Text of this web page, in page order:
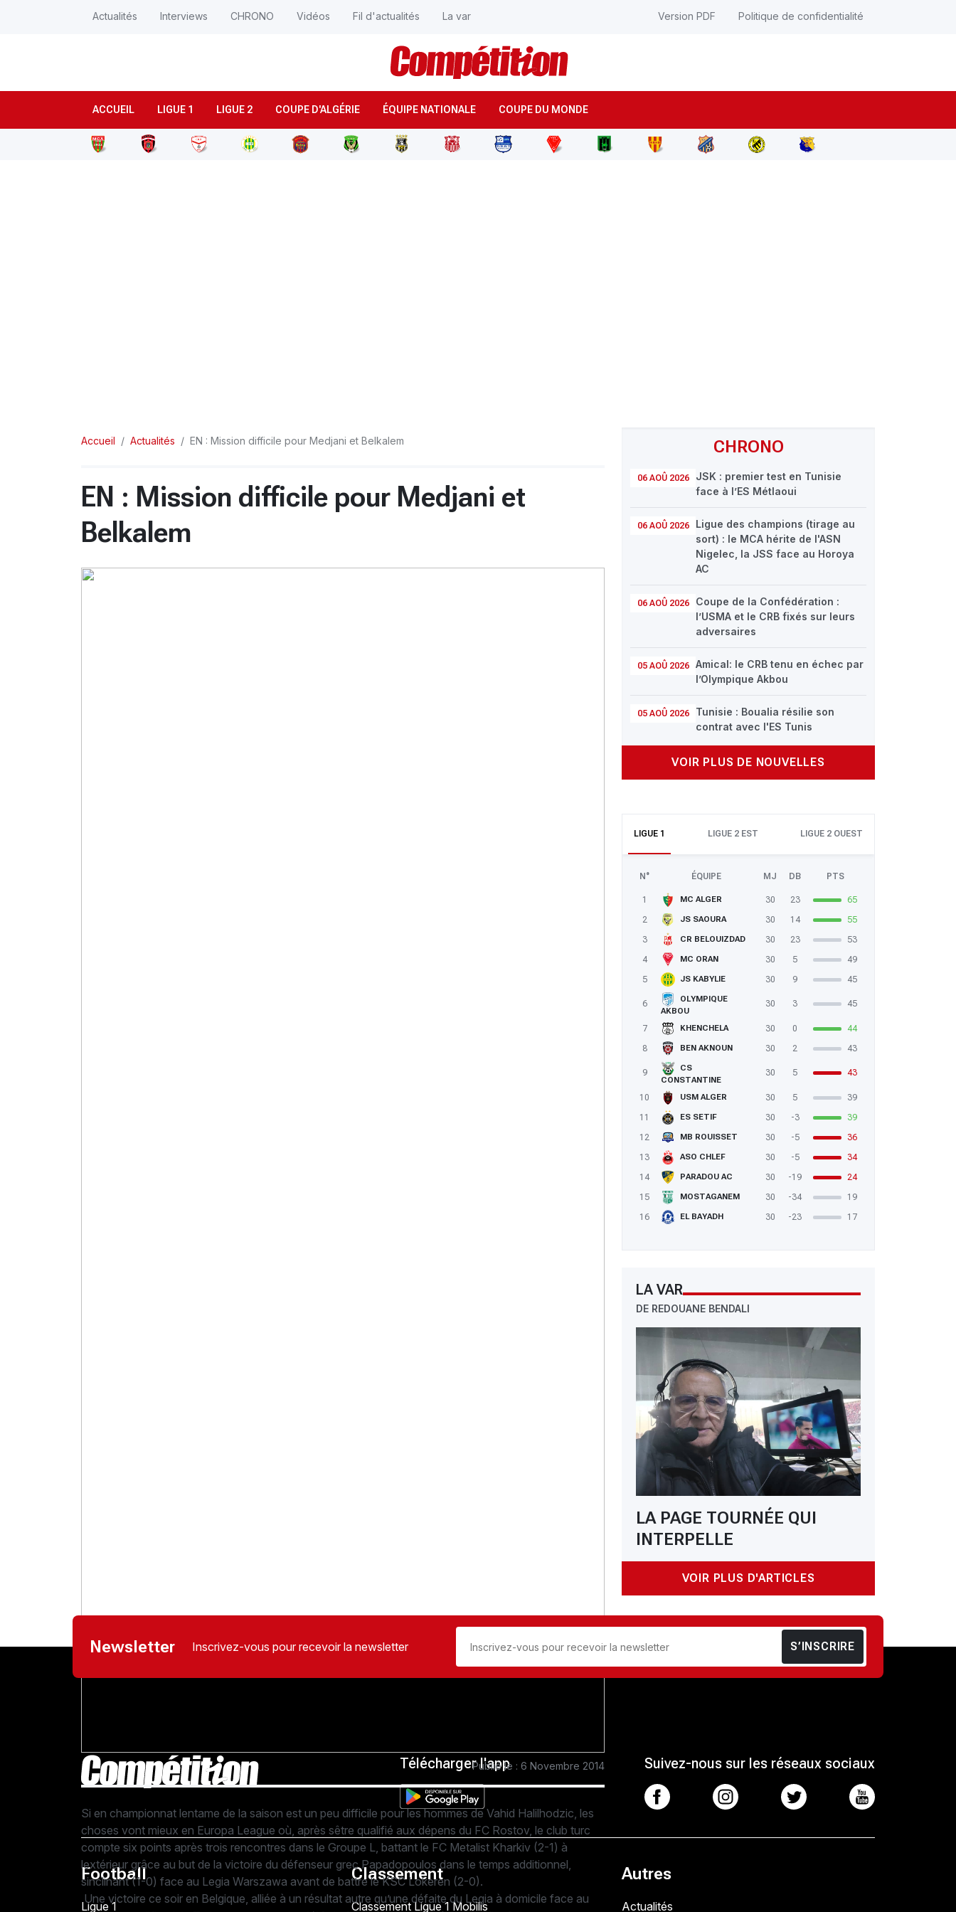
ACCUEIL LIGUE 1 LIGUE 2 COUPE D'ALGÉRIE ÉQUIPE NATIONALE COUPE DU MONDE
Actualités Interviews CHRONO Vidéos Fil d'actualités La var Version PDF Politique de confidentialité
CHRONO
06 AOÛ 2026
JSK : premier test en Tunisie
face à l’ES Métlaoui
06 AOÛ 2026
Ligue des champions (tirage au
sort) : le MCA hérite de l'ASN
Nigelec, la JSS face au Horoya
AC
06 AOÛ 2026
Coupe de la Confédération :
l’USMA et le CRB fixés sur leurs
adversaires
05 AOÛ 2026
Amical: le CRB tenu en échec par
l’Olympique Akbou
05 AOÛ 2026
Tunisie : Boualia résilie son
contrat avec l'ES Tunis
VOIR PLUS DE NOUVELLES
LIGUE 1 LIGUE 2 EST LIGUE 2 OUEST
N° ÉQUIPE MJ DB PTS
1 MC ALGER 30 23
65
2
JS SAOURA 30 14
55
3
CR BELOUIZDAD 30 23
53
4
MC ORAN 30 5
49
5
JS KABYLIE 30 9 45
6
OLYMPIQUE
AKBOU
30 3 45
7 KHENCHELA 30 0
44
8
BEN AKNOUN 30 2 43
9
CS
CONSTANTINE
30 5 43
10 USM ALGER 30 5
39
11
ES SETIF 30 -3
39
12
MB ROUISSET 30 -5
36
13
ASO CHLEF 30 -5
34
14
PARADOU AC 30 -19
24
15
MOSTAGANEM 30 -34
19
16
EL BAYADH 30 -23 17
LA VAR
DE REDOUANE BENDALI
LA PAGE TOURNÉE QUI
INTERPELLE
VOIR PLUS D'ARTICLES
Accueil Actualités EN : Mission difficile pour Medjani et Belkalem
EN : Mission difficile pour Medjani et
Belkalem
Publié le : 6 Novembre 2014
Si en championnat lentame de la saison est un peu difficile pour les hommes de Vahid Halilhodzic, les
choses vont mieux en Europa League où, après sêtre qualifié aux dépens du FC Rostov, le club turc
compte six points après trois rencontres dans le Groupe L, battant le FC Metalist Kharkiv (2-1) à
lextérieur grâce au but de la victoire du défenseur grec Papadopoulos dans le temps additionnel,
sinclinant (1-0) face au Legia Warszawa avant de battre le KSC Lokeren (2-0).
Une victoire ce soir en Belgique, alliée à un résultat autre qu’une défaite du Legia à domicile face au
Newsletter Inscrivez-vous pour recevoir la newsletter S’INSCRIRE
Télécharger l'app Suivez-nous sur les réseaux sociaux
Football
Ligue 1
Classement
Classement Ligue 1 Mobilis
Autres
Actualités